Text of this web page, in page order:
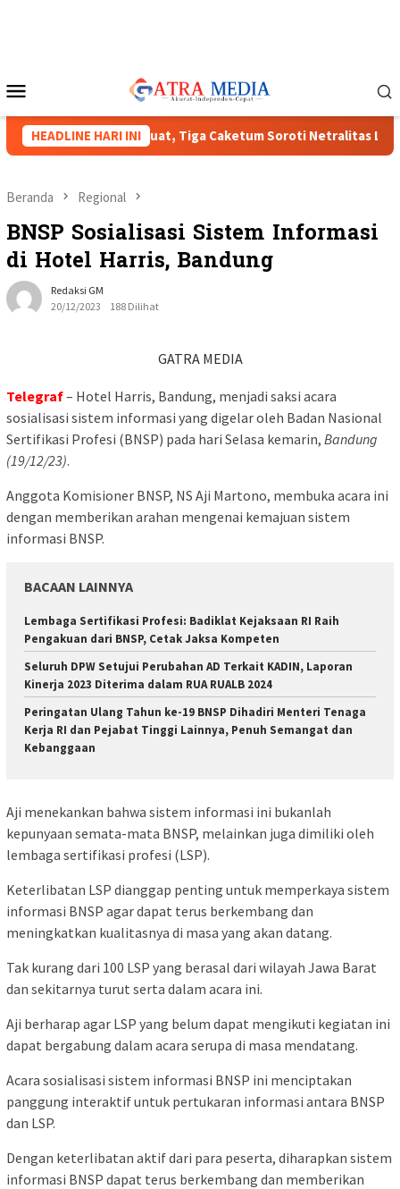
Mobile
HEADLINE HARI INI
HIPMI XVIII Menguat, Tiga Caketum Soroti Netralitas Lampung
Beranda Regional
BNSP Sosialisasi Sistem Informasi
di Hotel Harris, Bandung
Redaksi GM
20/12/2023
188 Dilihat
GATRA MEDIA
Telegraf– Hotel Harris, Bandung, menjadi saksi acara
sosialisasi sistem informasi yang digelar oleh Badan Nasional
Sertifikasi Profesi (BNSP) pada hari Selasa kemarin, Bandung
(19/12/23).
Anggota Komisioner BNSP, NS Aji Martono, membuka acara ini
dengan memberikan arahan mengenai kemajuan sistem
informasi BNSP.
BACAAN LAINNYA
Lembaga Sertifikasi Profesi: Badiklat Kejaksaan RI Raih
Pengakuan dari BNSP, Cetak Jaksa Kompeten
Seluruh DPW Setujui Perubahan AD Terkait KADIN, Laporan
Kinerja 2023 Diterima dalam RUA RUALB 2024
Peringatan Ulang Tahun ke-19 BNSP Dihadiri Menteri Tenaga
Kerja RI dan Pejabat Tinggi Lainnya, Penuh Semangat dan
Kebanggaan
Aji menekankan bahwa sistem informasi ini bukanlah
kepunyaan semata-mata BNSP, melainkan juga dimiliki oleh
lembaga sertifikasi profesi (LSP).
Keterlibatan LSP dianggap penting untuk memperkaya sistem
informasi BNSP agar dapat terus berkembang dan
meningkatkan kualitasnya di masa yang akan datang.
Tak kurang dari 100 LSP yang berasal dari wilayah Jawa Barat
dan sekitarnya turut serta dalam acara ini.
Aji berharap agar LSP yang belum dapat mengikuti kegiatan ini
dapat bergabung dalam acara serupa di masa mendatang.
Acara sosialisasi sistem informasi BNSP ini menciptakan
panggung interaktif untuk pertukaran informasi antara BNSP
dan LSP.
Dengan keterlibatan aktif dari para peserta, diharapkan sistem
informasi BNSP dapat terus berkembang dan memberikan